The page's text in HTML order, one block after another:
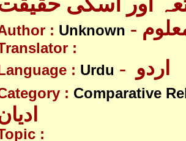
: Unknown
:
: Urdu
: Comparative
: